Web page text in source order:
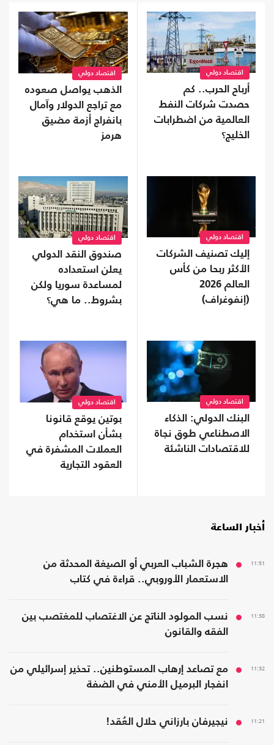
اقتصاد دولي
أرباح الحرب.. كم
حصدت شركات النفط
العالمية من اضطرابات
الخليج؟
اقتصاد دولي
الذهب يواصل صعوده
مع تراجع الدولار وآمال
بانفراج أزمة مضيق
هرمز
اقتصاد دولي
إليك تصنيف الشركات
الأكثر ربحا من كأس
العالم 2026
(إنفوغراف)
اقتصاد دولي
صندوق النقد الدولي
يعلن استعداده
لمساعدة سوريا ولكن
بشروط.. ما هي؟
اقتصاد دولي
البنك الدولي: الذكاء
الاصطناعي طوق نجاة
للاقتصادات الناشئة
اقتصاد دولي
بوتين يوقع قانونا
بشأن استخدام
العملات المشفرة في
العقود التجارية
أخبار الساعة
11:51
هجرة الشباب العربي أو الصيغة المحدثة من
الاستعمار الأوروبي.. قراءة في كتاب
11:38
نسب المولود الناتج عن الاغتصاب للمغتصب بين
الفقه والقانون
11:32
مع تصاعد إرهاب المستوطنين.. تحذير إسرائيلي من
انفجار البرميل الأمني في الضفة
11:21 نيجيرفان بارزاني حلال العُقد!